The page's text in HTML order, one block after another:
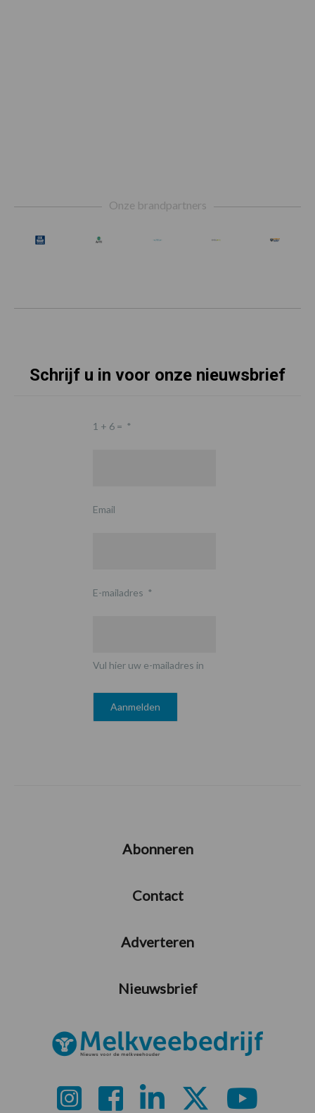
Onze brandpartners
Schrijf u in voor onze nieuwsbrief
1 + 6 = *
Email
E-mailadres *
Vul hier uw e-mailadres in
Abonneren
Contact
Adverteren
Nieuwsbrief